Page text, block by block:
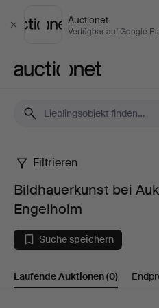
Schließen
Auctionet
Verfügbar auf Google
Bildhauerkunst
bei
Auktionsverket
Engelholm
Filtrieren
Bildhauerkunst bei
Engelholm
Suche speichern
Laufende Auktionen(0)